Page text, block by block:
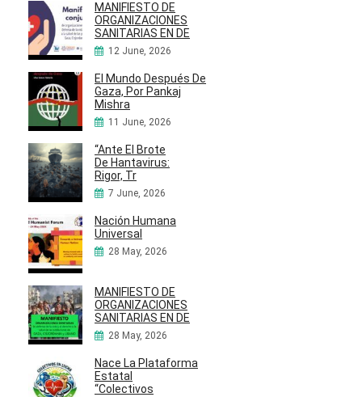
MANIFIESTO DE
ORGANIZACIONES
SANITARIAS EN DE
12 June, 2026
El Mundo Después De
Gaza, Por Pankaj
Mishra
11 June, 2026
“Ante El Brote
De Hantavirus:
Rigor, Tr
7 June, 2026
Nación Humana
Universal
28 May, 2026
MANIFIESTO DE
ORGANIZACIONES
SANITARIAS EN DE
28 May, 2026
Nace La Plataforma
Estatal
“Colectivos